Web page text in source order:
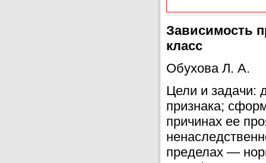
Зависимость
класс
Обухова Л. А.
Цели и задачи:
признака;
причинах ее
пределах —